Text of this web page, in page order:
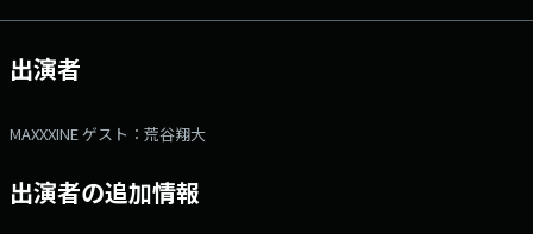
通して、あなたの「自分らしさ」を応援。 ▼19:15-19:32 『札駅前バ
ンガーズ研究所』 様々な音楽カルチャーを深掘り！ ▼19:32-19:39
イケてる曲）を紹介！ 【サッポロビール】 twitterハッシュタグは
「#札バ」 twitterアカウントは「@SBZ_NORTH」
出演者
MAXXXINE ゲスト：荒谷翔大
出演者の追加情報